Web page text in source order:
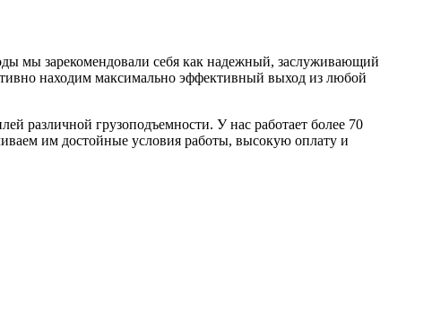
зарекомендовали себя как надежный, заслуживающий
находим максимально эффективный выход из любой
различной грузоподъемности. У нас работает более 70
им достойные условия работы, высокую оплату и